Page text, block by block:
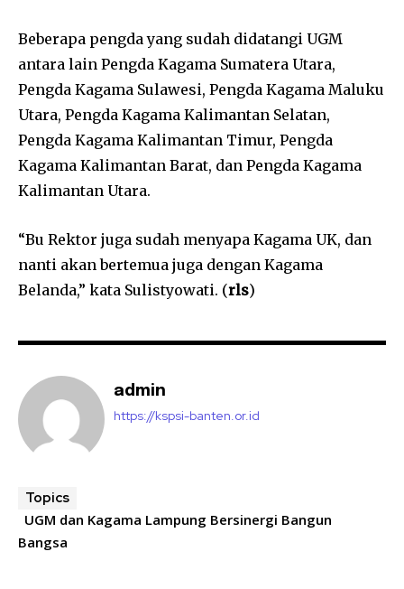
Beberapa pengda yang sudah didatangi UGM
antara lain Pengda Kagama Sumatera Utara,
Pengda Kagama Sulawesi, Pengda Kagama Maluku
Utara, Pengda Kagama Kalimantan Selatan,
Pengda Kagama Kalimantan Timur, Pengda
Kagama Kalimantan Barat, dan Pengda Kagama
Kalimantan Utara.
“Bu Rektor juga sudah menyapa Kagama UK, dan
nanti akan bertemua juga dengan Kagama
Belanda,” kata Sulistyowati. (rls)
admin
https://kspsi-banten.or.id
Topics
UGM dan Kagama Lampung Bersinergi Bangun
Bangsa